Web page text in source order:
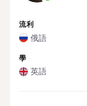
流利
俄語
學
英語